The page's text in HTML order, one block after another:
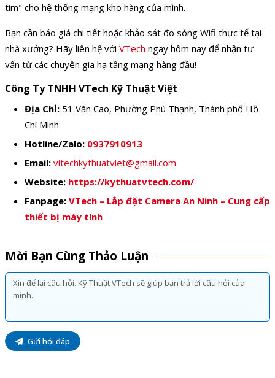
tim" cho hệ thống mạng kho hàng của mình.
Bạn cần báo giá chi tiết hoặc khảo sát đo sóng Wifi thực tế tại
nhà xưởng? Hãy liên hệ với VTech ngay hôm nay để nhận tư
vấn từ các chuyên gia hạ tầng mạng hàng đầu!
Công Ty TNHH VTech Kỹ Thuật Việt
Địa Chỉ: 51 Văn Cao, Phường Phú Thạnh, Thành phố Hồ
Chí Minh
Hotline/Zalo: 0937910913
Email: vitechkythuatviet@gmail.com
Website: https://kythuatvtech.com/
Fanpage: VTech – Lắp đặt Camera An Ninh – Cung cấp
thiết bị máy tính
Mời Bạn Cùng Thảo Luận
Gửi hỏi đáp